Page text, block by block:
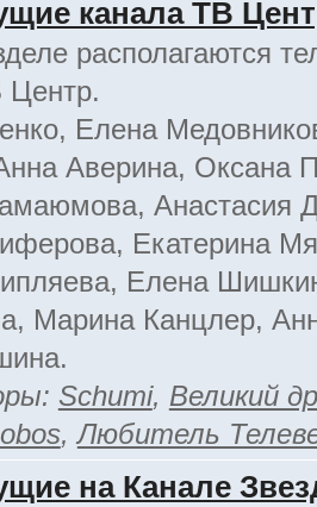
канала ТВ
располагаются
Центр.
Елена
Аверина, Оксана
Анастасия
Екатерина
Елена
Марина Канцлер,
Schumi, Великий
,Любитель
на Канале